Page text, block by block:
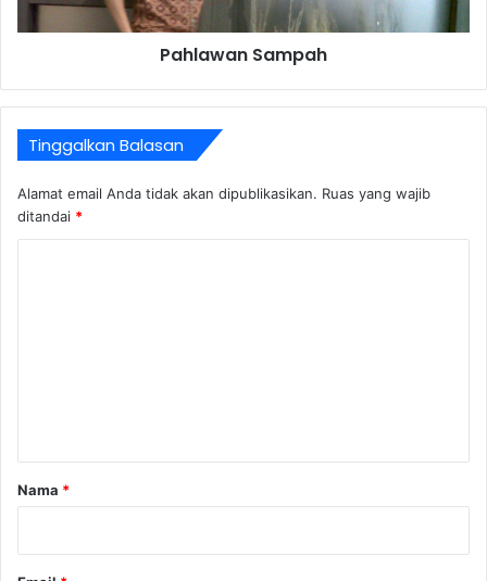
Pahlawan Sampah
Tinggalkan Balasan
Alamat email Anda tidak akan dipublikasikan. Ruas yang wajib
ditandai *
rNama *